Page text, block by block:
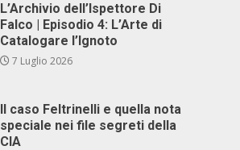
L’Archivio dell’Ispettore Di
Falco | Episodio 4: L’Arte di
Catalogare l’Ignoto
7 Luglio 2026
Il caso Feltrinelli e quella nota
speciale nei file segreti della
CIA